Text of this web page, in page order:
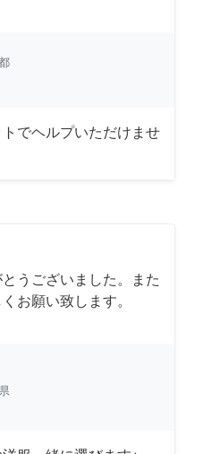
でヘルプいただけませ
うございました。また
お願い致します。